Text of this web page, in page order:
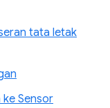
tata letak
Sensor